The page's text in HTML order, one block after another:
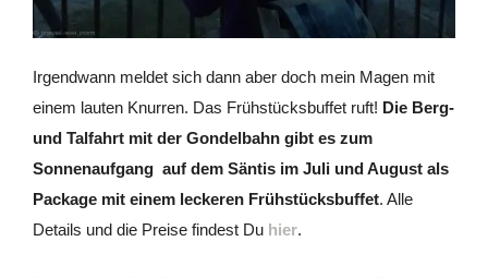
Irgendwann meldet sich dann aber doch mein Magen mit
einem lauten Knurren. Das Frühstücksbuffet ruft! Die Berg-
und Talfahrt mit der Gondelbahn gibt es zum
Sonnenaufgang auf dem Säntis im Juli und August als
Package mit einem leckeren Frühstücksbuffet. Alle
Details und die Preise findest Du hier.